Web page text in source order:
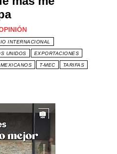
INTERNACIONAL
UNIDOS EXPORTACIONES
T-MEC TARIFAS